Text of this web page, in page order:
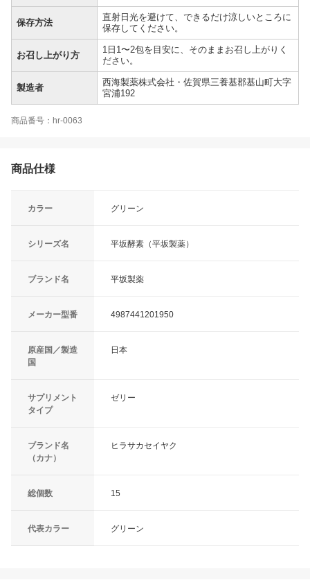
保存方法
直射日光を避けて、できるだけ涼しいところに
保存してください。
お召し上がり方
1日1〜2包を目安に、そのままお召し上がりく
ださい。
製造者
西海製薬株式会社・佐賀県三養基郡基山町大字
宮浦192
商品番号：hr-0063
商品仕様
カラー グリーン
シリーズ名 平坂酵素（平坂製薬）
ブランド名 平坂製薬
メーカー型番 4987441201950
原産国／製造
国
日本
サプリメント
タイプ
ゼリー
ブランド名
（カナ）
ヒラサカセイヤク
総個数 15
代表カラー グリーン